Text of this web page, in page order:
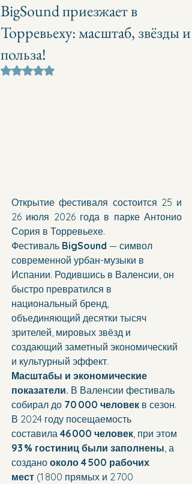
BigSound приезжает в
Торревьеху: масштаб, звёзды и
польза!
Оценка: не число из 5 звезд.
Открытие фестиваля состоится 25 и
26 июля 2026 года в парке Антонио
Сория в Торревьехе.
Фестиваль BigSound — символ
современной урбан-музыки в
Испании. Родившись в Валенсии, он
быстро превратился в
национальный бренд,
объединяющий десятки тысяч
зрителей, мировых звёзд и
создающий заметный экономический
и культурный эффект.
Масштабы и экономические
показатели. В Валенсии фестиваль
собирал до 70 000 человек в сезон.
В 2024 году посещаемость
составила 46 000 человек , при этом
93 % гостиниц были заполнены , а
создано около 4 500 рабочих
мест (1 800 прямых и 2 700